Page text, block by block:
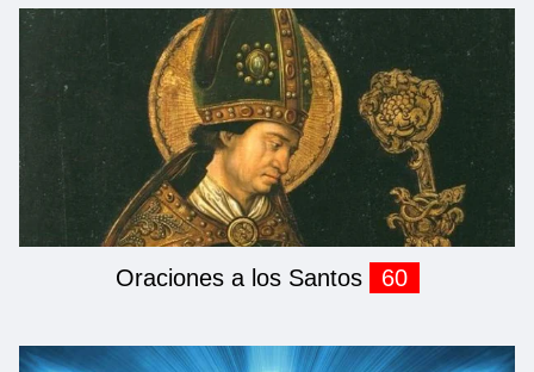
Oraciones a los Santos 60